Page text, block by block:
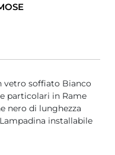
vetro soffiato Bianco
particolari in Rame
nero di lunghezza
installabile